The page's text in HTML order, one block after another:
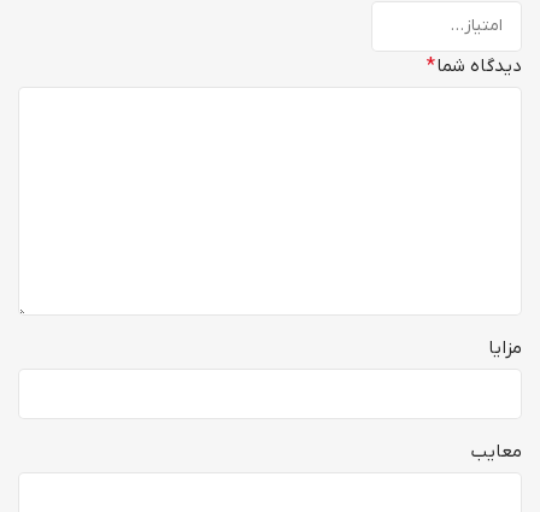
دیدگاه شما*
مزایا
معایب